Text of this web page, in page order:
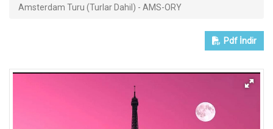
Amsterdam Turu (Turlar Dahil) - AMS-ORY
Pdf İndir